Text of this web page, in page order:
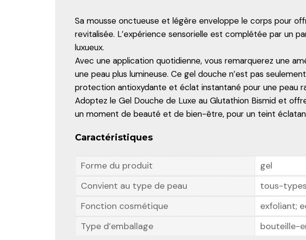
Sa mousse onctueuse et légère enveloppe le corps pour
revitalisée. L’expérience sensorielle est complétée par un
luxueux.
Avec une application quotidienne, vous remarquerez une
une peau plus lumineuse. Ce gel douche n’est pas
protection antioxydante et éclat instantané pour une peau
Adoptez le Gel Douche de Luxe au Glutathion Bismid et
un moment de beauté et de bien-être, pour un teint
Caractéristiques
Forme du produit
gel
Convient au type de peau
tous-
Fonction cosmétique
exfoliant;
Type d’emballage
bouteille-